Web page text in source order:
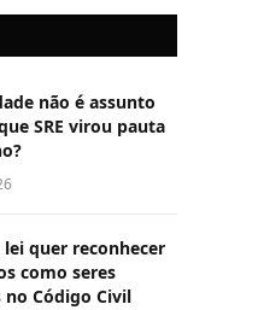
não é assunto
SRE virou pauta
quer reconhecer
como seres
no Código Civil